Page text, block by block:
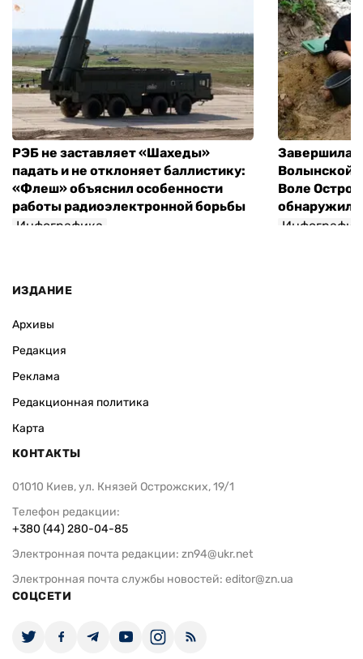
РЭБ не заставляет «Шахеды»
падать и не отклоняет баллистику:
«Флеш» объяснил особенности
работы радиоэлектронной борьбы
Инфографика
Волынской
Воле
обнаружили
ИЗДАНИЕ
Архивы
Редакция
Реклама
Редакционная политика
Карта
КОНТАКТЫ
01010 Киев, ул. Князей Острожских, 19/1
Телефон редакции:
+380 (44) 280-04-85
Электронная почта редакции: zn94@ukr.net
Электронная почта службы новостей: editor@zn.ua
СОЦСЕТИ